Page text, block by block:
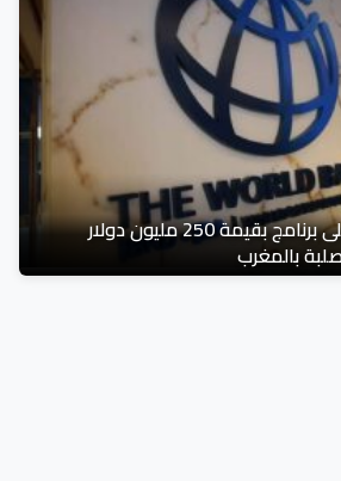
البنك الدولي يوافق على برنامج بقيمة 250 مليون دولار
بالمغرب